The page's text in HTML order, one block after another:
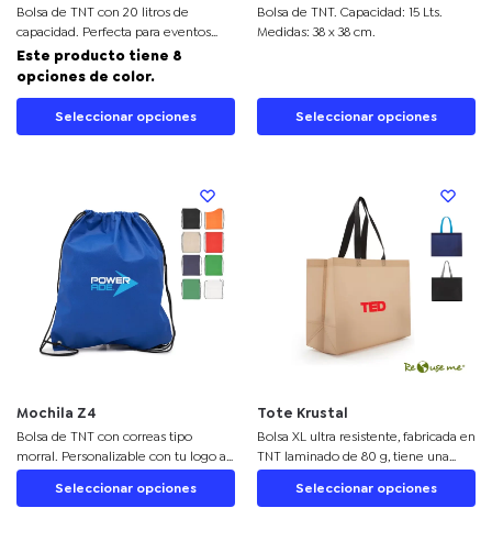
Bolsa de TNT con 20 litros de
capacidad. Perfecta para eventos
promocionales, ferias y campañas de
branding con gran visibilidad.
Este producto tiene 8
opciones de color.
Seleccionar opciones
Bolsa de TNT. Capacidad: 15 Lts.
Medidas: 38 x 38 cm.
Seleccionar opciones
Mochila Z4
Bolsa de TNT con correas tipo
morral. Personalizable con tu logo a
full color. Ideal para actividades
promocionales y campañas.
Seleccionar opciones
Tote Krustal
Bolsa XL ultra resistente, fabricada en
TNT laminado de 80 g, tiene una
capacidad de 28 litros y diseño con
fuelle. Reutilizable y personalizable,
Seleccionar opciones